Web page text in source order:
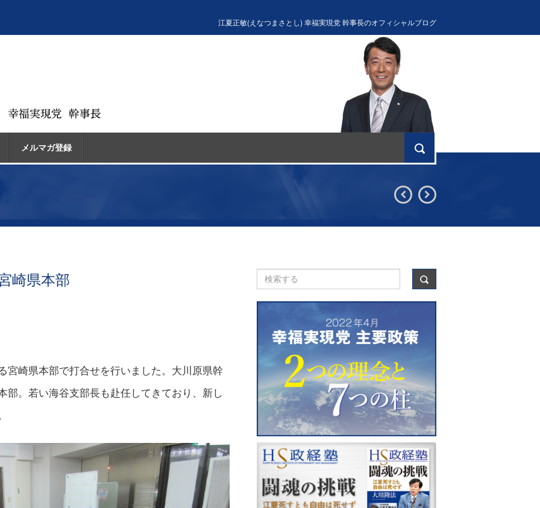
江夏正敏(えなつまさとし) 幸福実現党 幹事長のオフィシャルブログ
メルマガ登録
崎県本部
宮崎県本部で打合せを行いました。大川原県幹
部。若い海谷支部長も赴任してきており、新し